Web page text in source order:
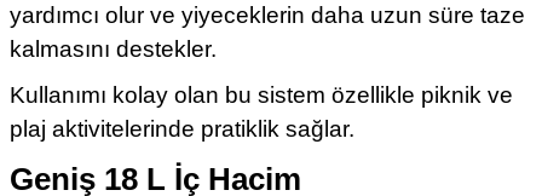
yardımcı olur ve yiyeceklerin daha uzun süre taze
kalmasını destekler.
Kullanımı kolay olan bu sistem özellikle piknik ve
plaj aktivitelerinde pratiklik sağlar.
Geniş 18 L İç Hacim